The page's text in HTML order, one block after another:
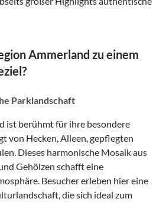
Ammerland zu einem
Parklandschaft
ist berühmt für ihre besondere
von Hecken, Alleen, gepflegten
Dieses harmonische Mosaik aus
Gehölzen schafft eine
Besucher erleben hier eine
die sich ideal zum